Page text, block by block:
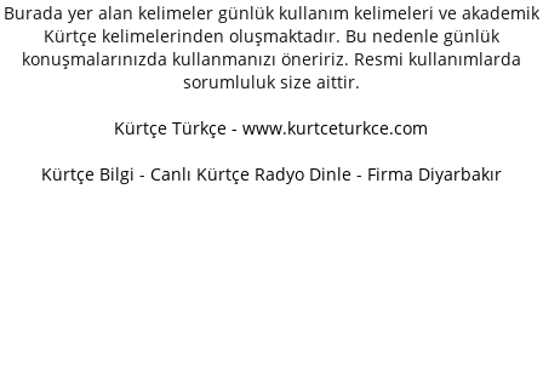
Burada yer alan kelimeler günlük kullanım kelimeleri ve akademik
Kürtçe kelimelerinden oluşmaktadır. Bu nedenle günlük
konuşmalarınızda kullanmanızı öneririz. Resmi kullanımlarda
sorumluluk size aittir.
Kürtçe Türkçe - www.kurtceturkce.com
Kürtçe Bilgi - Canlı Kürtçe Radyo Dinle - Firma Diyarbakır